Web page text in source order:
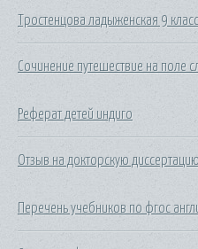
Тростенцова ладыженская 9
Сочинение путешествие на поле
Реферат детей индиго
Отзыв на докторскую
Перечень учебников по фгос